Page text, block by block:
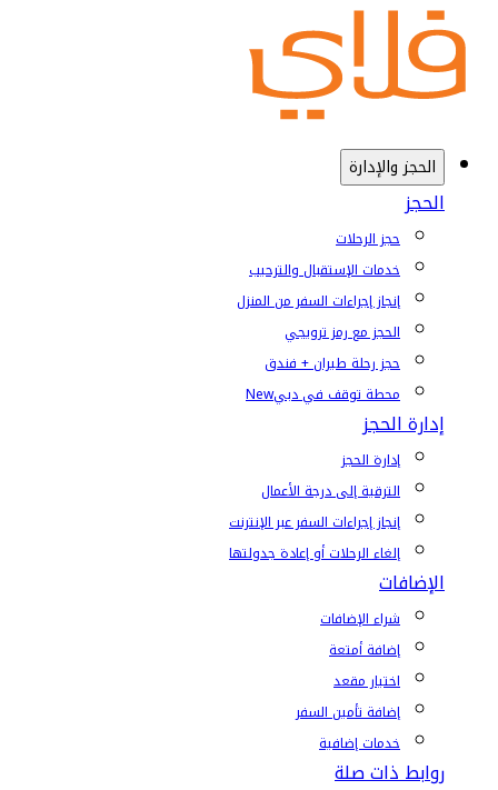
الحجز والإدارة
الحجز
حجز الرحلات
خدمات الإستقبال والترحيب
إنجاز إجراءات السفر من المنزل
الحجز مع رمز ترويجي
حجز رحلة طيران + فندق
محطة توقف في دبيNew
إدارة الحجز
إدارة الحجز
الترقية إلى درجة الأعمال
إنجاز إجراءات السفر عبر الإنترنت
إلغاء الرحلات أو إعادة جدولتها
الإضافات
شراء الإضافات
إضافة أمتعة
اختيار مقعد
إضافة تأمين السفر
خدمات إضافية
روابط ذات صلة